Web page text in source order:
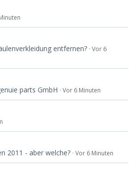
entfernen? Vor 6
parts GmbH Vor 6 Minuten
2011 - aber welche? Vor 6 Minuten